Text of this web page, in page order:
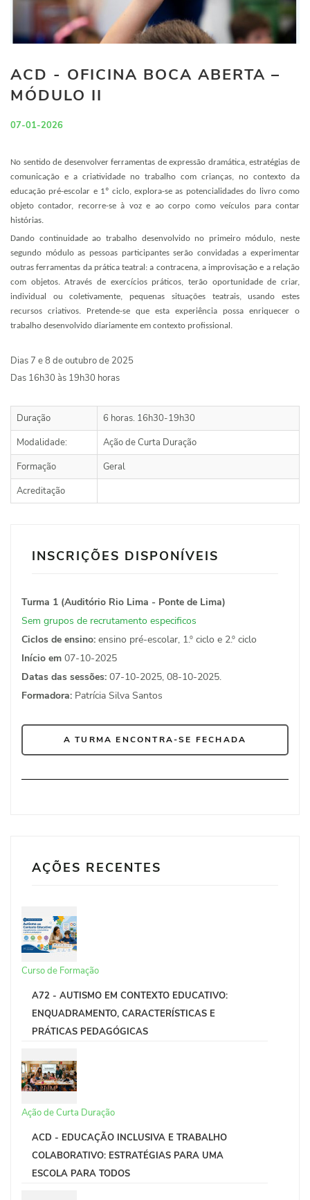
ACD - OFICINA BOCA ABERTA –
MÓDULO II
07-01-2026
No sentido de desenvolver ferramentas de expressão dramática, estratégias de
comunicação e a criatividade no trabalho com crianças, no contexto da
educação pré-escolar e 1º ciclo, explora-se as potencialidades do livro como
objeto contador, recorre-se à voz e ao corpo como veículos para contar
histórias.
Dando continuidade ao trabalho desenvolvido no primeiro módulo, neste
segundo módulo as pessoas participantes serão convidadas a experimentar
outras ferramentas da prática teatral: a contracena, a improvisação e a relação
com objetos. Através de exercícios práticos, terão oportunidade de criar,
individual ou coletivamente, pequenas situações teatrais, usando estes
recursos criativos. Pretende-se que esta experiência possa enriquecer o
trabalho desenvolvido diariamente em contexto profissional.
Dias 7 e 8 de outubro de 2025
Das 16h30 às 19h30 horas
Duração
6 horas. 16h30-19h30
Modalidade:
Ação de Curta Duração
Formação
Geral
Acreditação
INSCRIÇÕES DISPONÍVEIS
Turma 1 (Auditório Rio Lima - Ponte de Lima)
Sem grupos de recrutamento especificos
Ciclos de ensino: ensino pré-escolar, 1.º ciclo e 2.º ciclo
Início em 07-10-2025
Datas das sessões: 07-10-2025, 08-10-2025.
Formadora: Patrícia Silva Santos
A TURMA ENCONTRA-SE FECHADA
AÇÕES RECENTES
Curso de Formação
A72 - AUTISMO EM CONTEXTO EDUCATIVO:
ENQUADRAMENTO, CARACTERÍSTICAS E
PRÁTICAS PEDAGÓGICAS
Ação de Curta Duração
ACD - EDUCAÇÃO INCLUSIVA E TRABALHO
COLABORATIVO: ESTRATÉGIAS PARA UMA
ESCOLA PARA TODOS